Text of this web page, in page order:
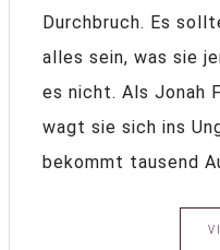
Durchbruch. Es
alles sein, was sie
es nicht. Als Jonah
wagt sie sich ins
bekommt tausend